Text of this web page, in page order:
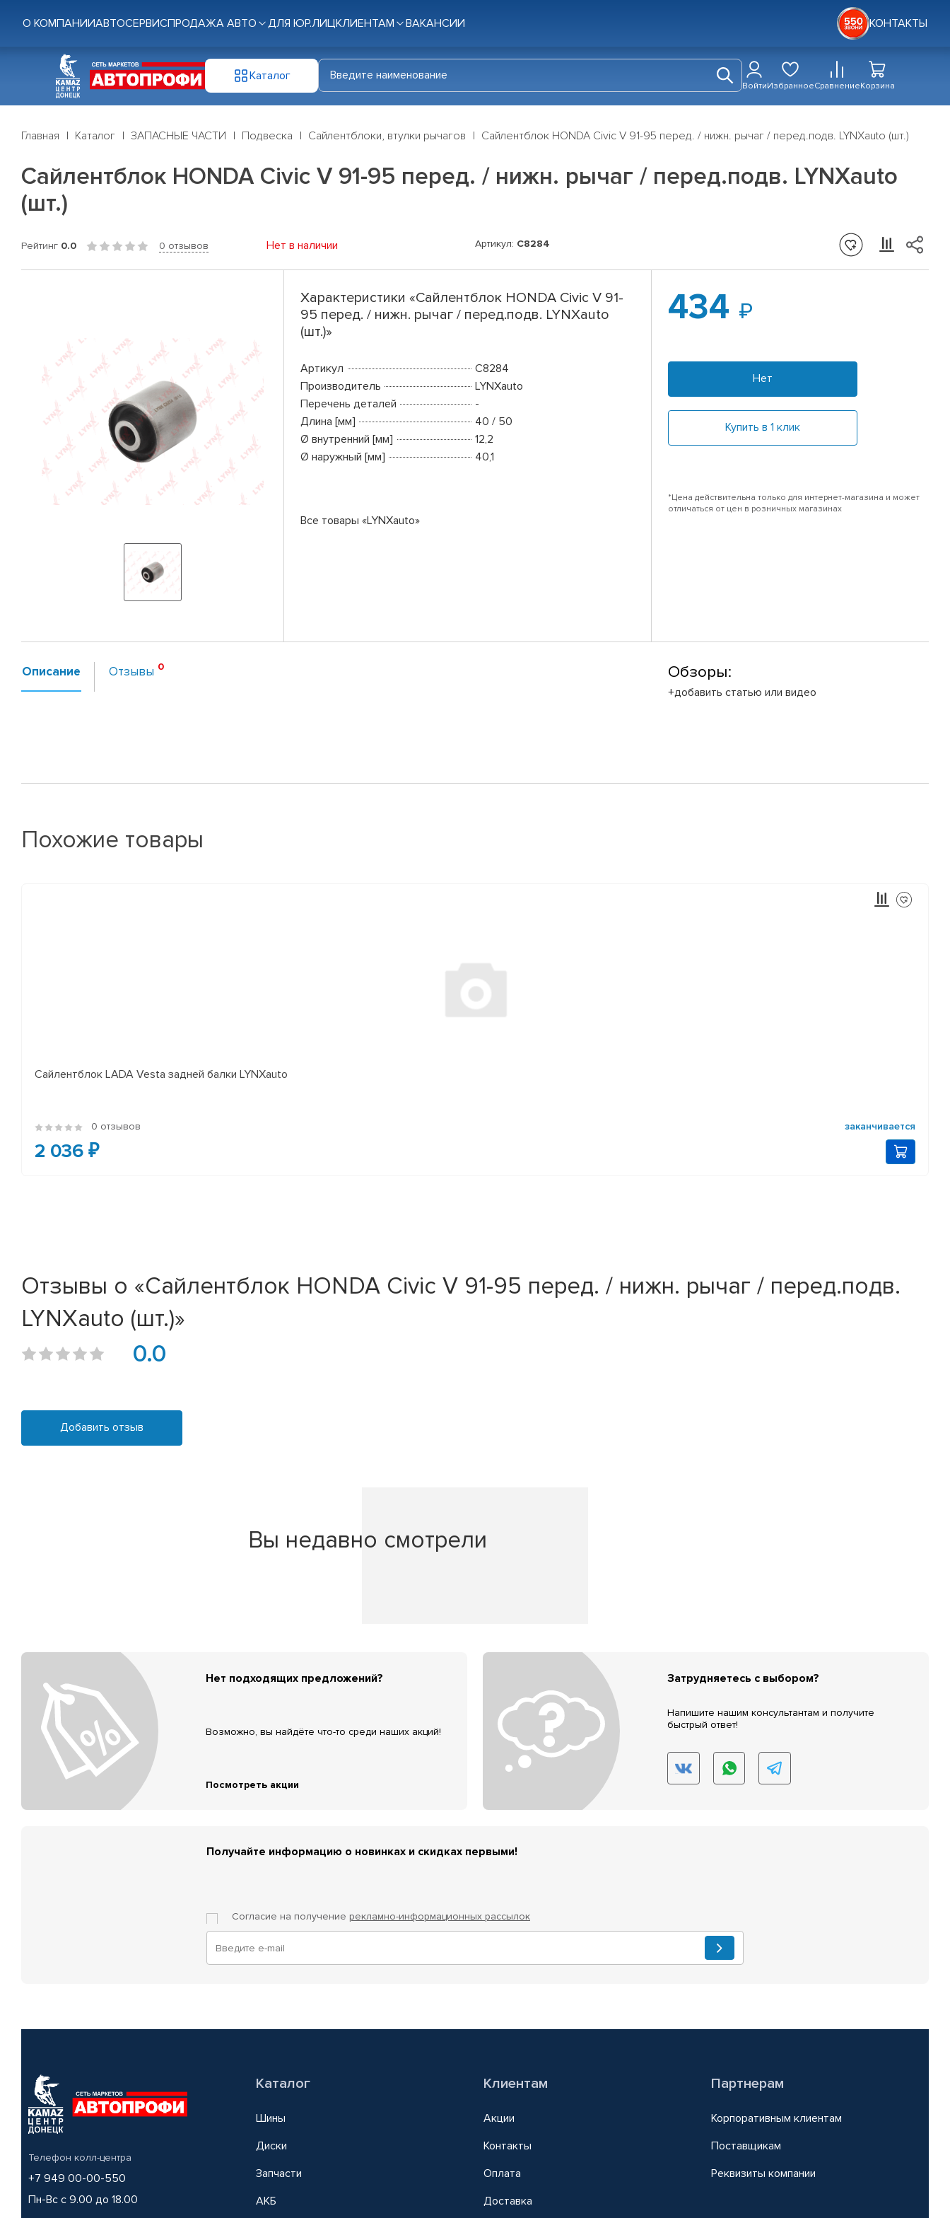
О КОМПАНИИАВТОСЕРВИСПРОДАЖА АВТО ДЛЯ ЮР.ЛИЦКЛИЕНТАМ ВАКАНСИИ КОНТАКТЫ
Каталог
ВойтиИзбранноеСравнениеКорзина
Главная Каталог ЗАПАСНЫЕ ЧАСТИ Подвеска Сайлентблоки, втулки рычагов Сайлентблок HONDA Civic V 91-95 перед. / нижн. рычаг / перед.подв. LYNXauto (шт.)
Сайлентблок HONDA Civic V 91-95 перед. / нижн. рычаг / перед.подв. LYNXauto
(шт.)
Рейтинг 0.0 0 отзывов Нет в наличии Артикул: C8284
Характеристики «Сайлентблок HONDA Civic V 91-
95 перед. / нижн. рычаг / перед.подв. LYNXauto
(шт.)»
Артикул
C8284
Производитель
LYNXauto
Перечень деталей
-
Длина [мм]
40 / 50
Ø внутренний [мм]
12,2
Ø наружный [мм]
40,1
Все товары «LYNXauto»
434
Нет
Купить в 1 клик
*Цена действительна только для интернет-магазина и может
отличаться от цен в розничных магазинах
Описание Отзывы Обзоры:
+добавить статью или видео
Похожие товары
Сайлентблок LADA Vesta задней балки LYNXauto
0 отзывов заканчивается
2 036 ₽
Отзывы о «Сайлентблок HONDA Civic V 91-95 перед. / нижн. рычаг / перед.подв.
LYNXauto (шт.)»
0.0
Добавить отзыв
Вы недавно смотрели
Нет подходящих предложений?
Возможно, вы найдёте что-то среди наших акций!
Посмотреть акции
Затрудняетесь с выбором?
Напишите нашим консультантам и получите
быстрый ответ!
Получайте информацию о новинках и скидках первыми!
Согласие на получение рекламно-информационных рассылок
Телефон колл-центра
+7 949 00-00-550
Пн-Вс с 9.00 до 18.00
Каталог
Шины
Диски
Запчасти
АКБ
Клиентам
Акции
Контакты
Оплата
Доставка
Партнерам
Корпоративным клиентам
Поставщикам
Реквизиты компании